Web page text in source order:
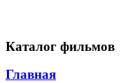
Каталог фильмов
Главная